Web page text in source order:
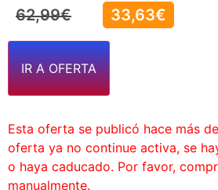
62,99€ 33,63€
IR A OFERTA
Esta oferta se publicó hace más
oferta ya no continue activa, se
o haya caducado. Por favor,
manualmente.